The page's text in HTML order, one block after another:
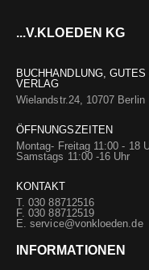
...V.KLOEDEN KG
BUCHHANDLUNG,
VERLAG
Wielandstr.24, 10707 Berlin
ÖFFNUNGSZEITEN
Montag- Freitag 11:00 - 18
Samstags 11:00 -16 Uhr
KONTAKT
T. 030 88712516
F. 030 88712519
E.service@vonkloeden.de
INFORMATIONEN